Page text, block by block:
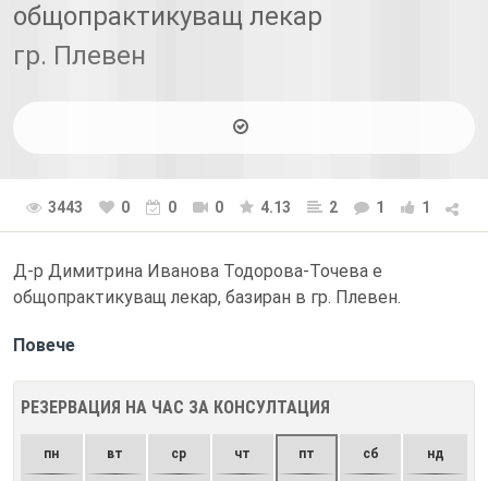
общопрактикуващ лекар
гр. Плевен
3443 0 0 0 4.13 2 1 1
Д-р Димитрина Иванова Тодорова-Точева е
общопрактикуващ лекар, базиран в гр. Плевен.
Повече
РЕЗЕРВАЦИЯ НА ЧАС ЗА КОНСУЛТАЦИЯ
пн вт ср чт пт сб нд